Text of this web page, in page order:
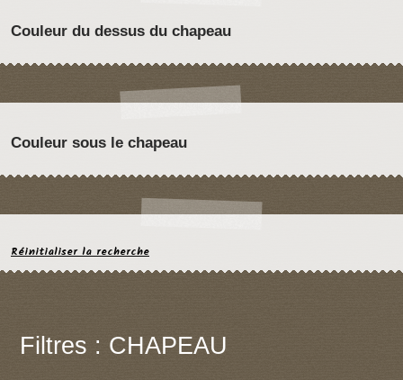
Couleur du dessus du chapeau
Couleur sous le chapeau
Réinitialiser la recherche
Filtres : CHAPEAU